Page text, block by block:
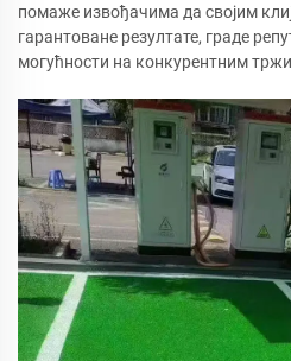
помаже извођачима да својим
гарантоване резултате, граде
могућности на конкурентним